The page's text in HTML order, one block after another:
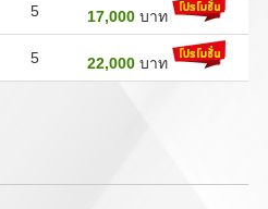
5 17,000 บาท
5 22,000 บาท